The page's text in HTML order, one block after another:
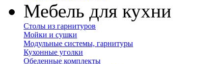
Мебель для кухни
Столы из гарнитуров
Мойки и сушки
Модульные системы, гарнитуры
Кухонные уголки
Обеденные комплекты